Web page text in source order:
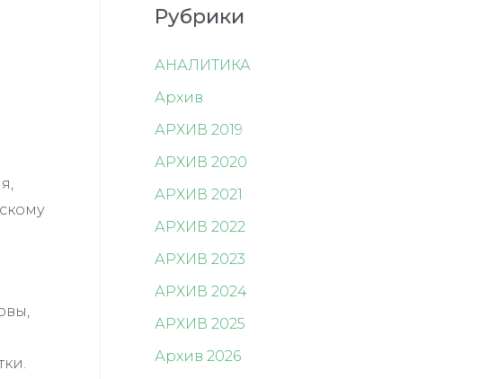
Рубрики
АНАЛИТИКА
Архив
АРХИВ 2019
АРХИВ 2020
АРХИВ 2021
АРХИВ 2022
АРХИВ 2023
АРХИВ 2024
АРХИВ 2025
Архив 2026